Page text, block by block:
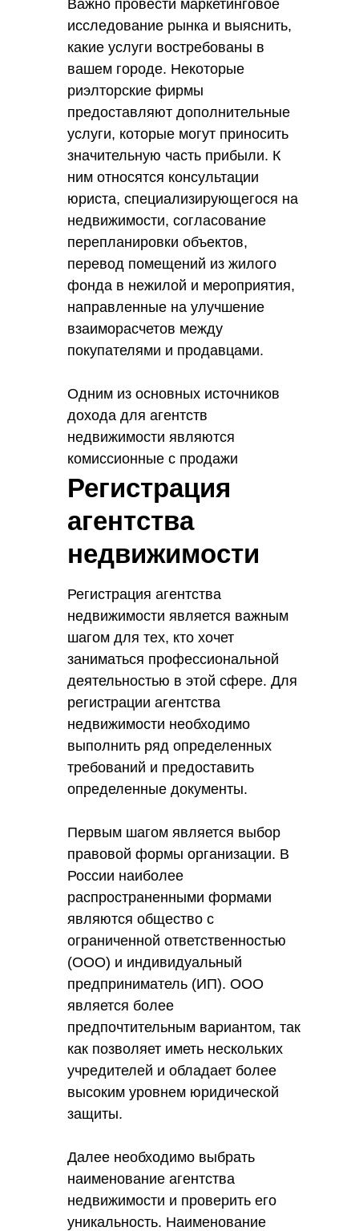
Важно провести маркетинговое
исследование рынка и выяснить,
какие услуги востребованы в
вашем городе. Некоторые
риэлторские фирмы
предоставляют дополнительные
услуги, которые могут приносить
значительную часть прибыли. К
ним относятся консультации
юриста, специализирующегося на
недвижимости, согласование
перепланировки объектов,
перевод помещений из жилого
фонда в нежилой и мероприятия,
направленные на улучшение
взаиморасчетов между
покупателями и продавцами.
Одним из основных источников
дохода для агентств
недвижимости являются
комиссионные с продажи
недвижимости. Обычно размер
комиссионных составляет от 4%
до 8% от каждой сделки.
Регистрация
агентства
недвижимости
Регистрация агентства
недвижимости является важным
шагом для тех, кто хочет
заниматься профессиональной
деятельностью в этой сфере. Для
регистрации агентства
недвижимости необходимо
выполнить ряд определенных
требований и предоставить
определенные документы.
Первым шагом является выбор
правовой формы организации. В
России наиболее
распространенными формами
являются общество с
ограниченной ответственностью
(ООО) и индивидуальный
предприниматель (ИП). ООО
является более
предпочтительным вариантом, так
как позволяет иметь нескольких
учредителей и обладает более
высоким уровнем юридической
защиты.
Далее необходимо выбрать
наименование агентства
недвижимости и проверить его
уникальность. Наименование